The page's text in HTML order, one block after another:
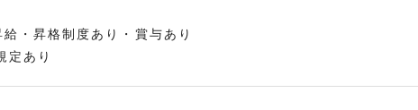
・昇格制度あり・賞与あり
あり